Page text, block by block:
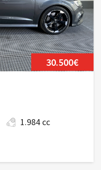
30.500€
1.984 cc